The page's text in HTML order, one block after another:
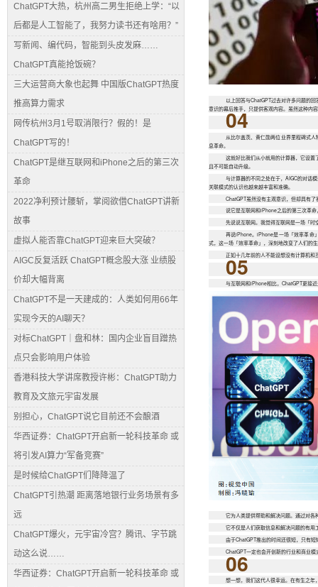
ChatGPT大热，杭州高二男生拒绝上学：“以
后都是人工智能了，我努力读书还有啥用？”
写新闻、编代码，智能到头皮发麻……
ChatGPT真能抢饭碗？
三大运营商大象也起舞 中国版ChatGPT热度
推高算力需求
网传杭州3月1号取消限行？假的！是
ChatGPT写的！
ChatGPT是继互联网和iPhone之后的第三次
革命
2022净利预计腰斩，掌阅欲借ChatGPT讲新
故事
虚拟人能否靠ChatGPT迎来巨大突破？
AIGC反复活跃 ChatGPT概念股大涨 业绩股
价却大幅背离
ChatGPT不是一天建成的：人类如何用66年
实现今天的AI聊天？
对标ChatGPT｜盘和林：国内企业盲目蹭热
点只会影响用户体验
香港科技大学讲席教授许彬：ChatGPT助力
教育及文旅元宇宙发展
别担心，ChatGPT说它目前还不会酿酒
华西证券：ChatGPT开启新一轮科技革命 或
将引发AI算力“军备竞赛”
是时候给ChatGPT们降降温了
ChatGPT引热潮 距离落地银行业务场景有多
远
ChatGPT爆火，元宇宙冷宫？腾讯、字节跳
动这么说……
华西证券：ChatGPT开启新一轮科技革命 或
以上回答与ChatGPT过去对许多问题的
意识的幕后推手，只提供客观内容。虽然这种内
04
从比尔盖茨、黄仁勋两位业界里程碑式
息革命。
这就好比我们从小就用的计算器，它设
且不可能自动升级。
与计算器的不同之处在于，AIGC的对话
关联模式的认识也越来越丰富和准确。
ChatGPT虽然没有主观意识，但却具有
说它是互联网和iPhone之后的第三次革
先说说互联网。我觉得互联网是一场「
再说iPhone。iPhone是一场「效率革命
式，这一场「效率革命」，深刻地改变了人们的
正如十几年前的人不能设想没有计算机
05
与互联网和iPhone相比，ChatGPT更接
它为人类提供帮助和解决问题。通过对各
它不仅是人们获取信息和解决问题的有
由于ChatGPT推出的时间还很短，只有
ChatGPT一定也会开创新的行业和商业
06
想一想，我们这代人很幸运。在有生之年